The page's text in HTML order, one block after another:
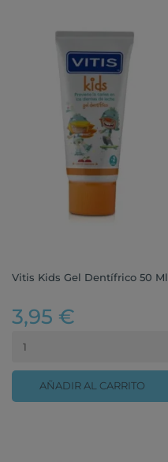
Vitis Kids Gel Dentífrico 50 Ml
3,95 €
AÑADIR AL CARRITO